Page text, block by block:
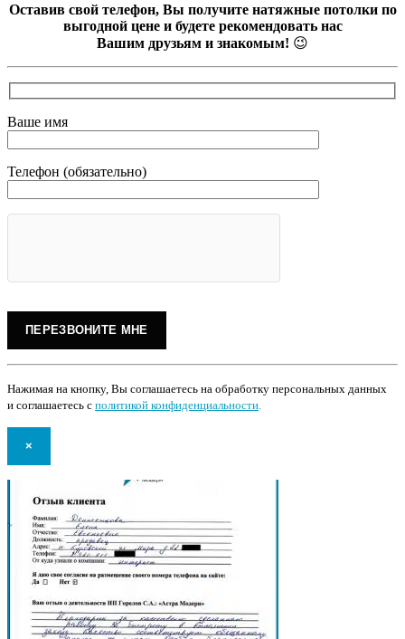
Оставив свой телефон, Вы получите натяжные потолки по
выгодной цене и будете рекомендовать нас
Вашим друзьям и знакомым! 😉
Ваше имя
Телефон (обязательно)
Нажимая на кнопку, Вы соглашаетесь на обработку персональных данных
и соглашаетесь с политикой конфиденциальности.
×